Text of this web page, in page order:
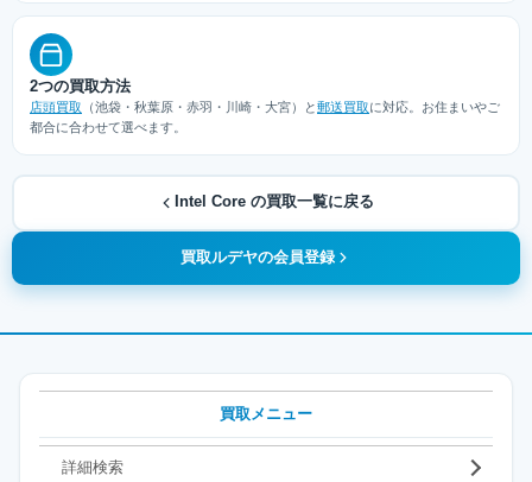
2つの買取方法
店頭買取 （池袋・秋葉原・赤羽・川崎・大宮）と郵送買取に対応。お住まいやご
都合に合わせて選べます。
Intel Core の買取一覧に戻る
買取ルデヤの会員登録
買取メニュー
詳細検索